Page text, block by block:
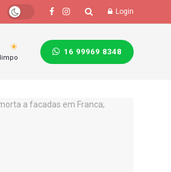
Login
16 99969 8348